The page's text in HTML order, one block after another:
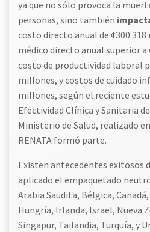
ya que no sólo provoca la
personas, sino también
costo directo anual de
médico directo anual superior a
costo de productividad laboral
millones, y costos de cuidado
millones, según el reciente
Efectividad Clínica y Sanitaria
Ministerio de Salud, realizado
RENATA formó parte.
Existen antecedentes exitosos
aplicado el empaquetado
Arabia Saudita, Bélgica,
Hungría, Irlanda, Israel, Nueva
Singapur, Tailandia, Turquía, y